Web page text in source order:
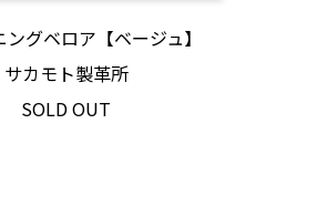
グベロア【ベージュ】
サカモト製革所
SOLD OUT